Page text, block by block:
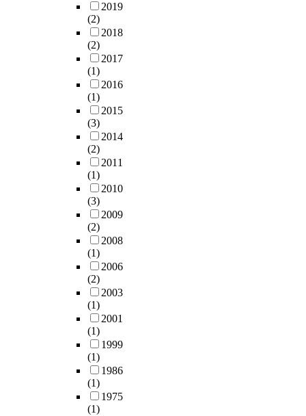
2019
(2)
2018
(2)
2017
(1)
2016
(1)
2015
(3)
2014
(2)
2011
(1)
2010
(3)
2009
(2)
2008
(1)
2006
(2)
2003
(1)
2001
(1)
1999
(1)
1986
(1)
1975
(1)